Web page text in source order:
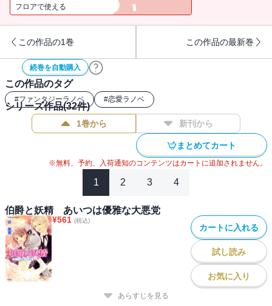
で・・・・・・!? ※あとがきは収録されていません。
フロアで使える
この作品の1巻 この作品の最新巻
続巻を自動購入
この作品のタグ
#ファンタジーラノベ #恋愛ラノベ
シリーズ作品(32件)
1巻から 新刊から
まとめてカート
※無料、予約、入荷通知のコンテンツはカートに追加されません。
1 2 3 4
伯爵と妖精 あいつは優雅な大悪党
¥561 (税込)
カートに入れる
試し読み
お気に入り
あらすじを見る